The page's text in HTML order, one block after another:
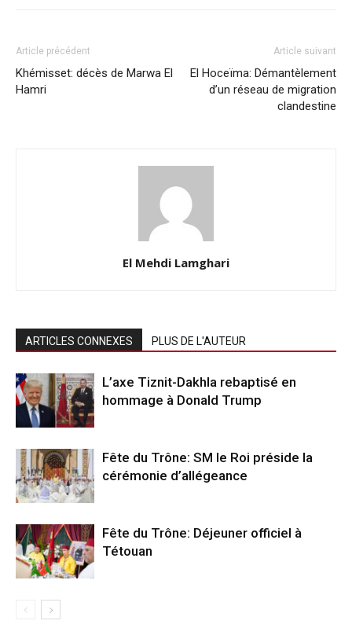
Article précédent
Khémisset: décès de Marwa El
Hamri
Article suivant
El Hoceïma: Démantèlement
d’un réseau de migration
clandestine
El Mehdi Lamghari
ARTICLES CONNEXES PLUS DE L'AUTEUR
L’axe Tiznit-Dakhla rebaptisé en
hommage à Donald Trump
Fête du Trône: SM le Roi préside la
cérémonie d’allégeance
Fête du Trône: Déjeuner officiel à
Tétouan